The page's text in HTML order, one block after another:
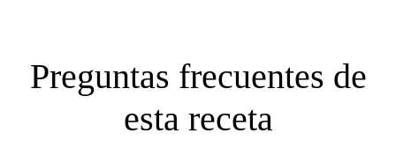
Preguntas frecuentes de
esta receta